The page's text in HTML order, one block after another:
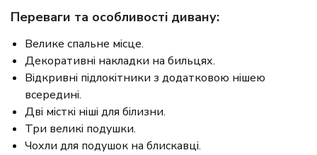
Переваги та особливості дивану:
Велике спальне місце.
Декоративні накладки на бильцях.
Відкривні підлокітники з додатковою нішею
всередині.
Дві місткі ніші для білизни.
Три великі подушки.
Чохли для подушок на блискавці.